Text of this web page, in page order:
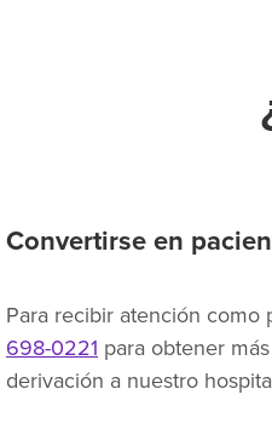
Convertirse en
Para recibir atención como
698-0221 para obtener
derivación a nuestro